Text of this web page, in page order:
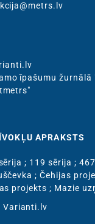
īpašumu
APRAKSTS
; 119 sērija ;
;Čehijas
projekts ; Mazie
Varianti.lv